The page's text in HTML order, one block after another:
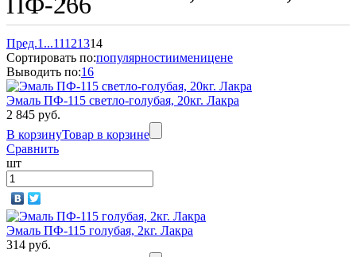
Пред.1 ...11121314
Сортировать по:популярностиименицене
Выводить по:16
Эмаль ПФ-115 светло-голубая, 20кг. Лакра
2 845 руб.
В корзинуТовар в корзине
Сравнить
шт
Эмаль ПФ-115 голубая, 2кг. Лакра
314 руб.